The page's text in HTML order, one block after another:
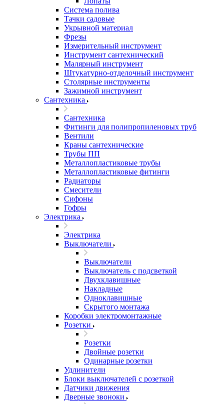
Система полива
Тачки садовые
Укрывной материал
Фрезы
Измерительный инструмент
Инструмент сантехнический
Малярный инструмент
Штукатурно-отделочный инструмент
Cтолярные инструменты
Зажимной инструмент
Сантехника
Сантехника
Фитинги для полипропиленовых труб
Вентили
Краны сантехнические
Трубы ПП
Металлопластиковые трубы
Металлопластиковые фитинги
Радиаторы
Смесители
Сифоны
Гофры
Электрика
Электрика
Выключатели
Выключатели
Выключатель с подсветкой
Двухклавишные
Накладные
Одноклавишные
Скрытого монтажа
Коробки электромонтажные
Розетки
Розетки
Двойные розетки
Одинарные розетки
Удлинители
Блоки выключателей с розеткой
Датчики движения
Дверные звоноки